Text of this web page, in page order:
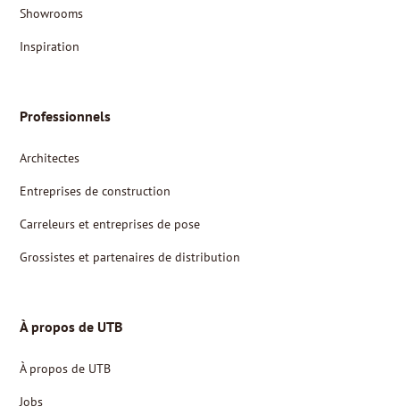
Showrooms
Inspiration
Professionnels
Architectes
Entreprises de construction
Carreleurs et entreprises de pose
Grossistes et partenaires de distribution
À propos de UTB
À propos de UTB
Jobs